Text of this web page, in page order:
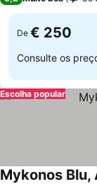
De € 250
Consulte os
Escolha popular
Mykonos Blu,